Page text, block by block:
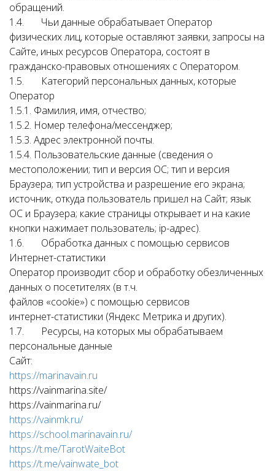
обращений.
1.4. Чьи данные обрабатывает Оператор
физических лиц, которые оставляют заявки, запросы на
Сайте, иных ресурсов Оператора, состоят в
гражданско-правовых отношениях с Оператором.
1.5. Категорий персональных данных, которые
Оператор
1.5.1. Фамилия, имя, отчество;
1.5.2. Номер телефона/мессенджер;
1.5.3. Адрес электронной почты.
1.5.4. Пользовательские данные (сведения о
местоположении; тип и версия ОС; тип и версия
Браузера; тип устройства и разрешение его экрана;
источник, откуда пользователь пришел на Сайт; язык
ОС и Браузера; какие страницы открывает и на какие
кнопки нажимает пользователь; ір-адрес).
1.6. Обработка данных с помощью сервисов
Интернет-статистики
Оператор производит сбор и обработку обезличенных
данных о посетителях (в т.ч.
файлов «cookie») с помощью сервисов
интернет-статистики (Яндекс Метрика и других).
1.7. Ресурсы, на которых мы обрабатываем
персональные данные
Сайт:
https://marinavain.ru
https://vainmarina.site/
https://vainmarina.ru/
https://vainmk.ru/
https://school.marinavain.ru/
https://t.me/TarotWaiteBot
https://t.me/vainwate_bot